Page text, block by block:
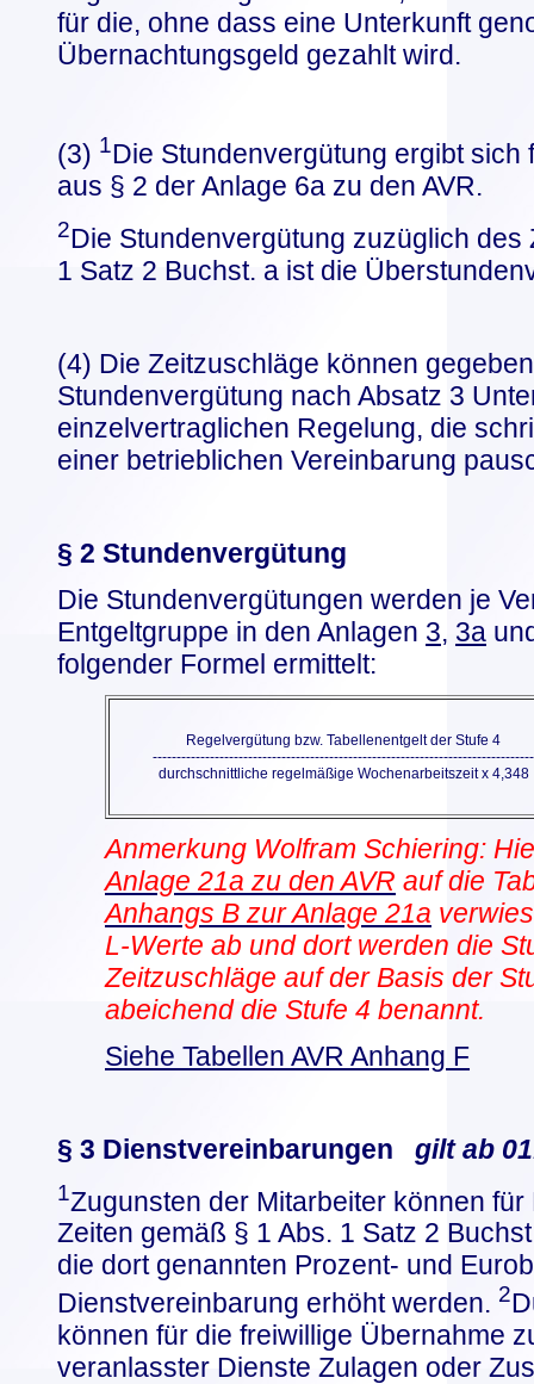
für die, ohne dass eine Unterkunft
Übernachtungsgeld gezahlt wird.
(3) 1Die Stundenvergütung ergibt
aus § 2 der Anlage 6a zu den AVR.
2Die Stundenvergütung zuzüglich
1 Satz 2 Buchst. a ist die
(4) Die Zeitzuschläge können
Stundenvergütung nach Absatz 3
einzelvertraglichen Regelung, die
einer betrieblichen Vereinbarung
§ 2 Stundenvergütung
Die Stundenvergütungen werden je
Entgeltgruppe in den Anlagen 3, 3a
folgender Formel ermittelt:
Regelvergütung bzw. Tabellenentgelt der Stufe 4
--------------------------------------------------------------------------------
durchschnittliche regelmäßige Wochenarbeitszeit x 4,348
Anmerkung Wolfram Schiering:
Anlage 21a zu den AVR auf die
Anhangs B zur Anlage 21a
L-Werte ab und dort werden die
Zeitzuschläge auf der Basis der
abeichend die Stufe 4 benannt.
Siehe Tabellen AVR Anhang F
§ 3 Dienstvereinbarungen gilt ab
1Zugunsten der Mitarbeiter können
Zeiten gemäß § 1 Abs. 1 Satz 2
die dort genannten Prozent- und
Dienstvereinbarung erhöht werden. 2
können für die freiwillige Übernahme
veranlasster Dienste Zulagen oder